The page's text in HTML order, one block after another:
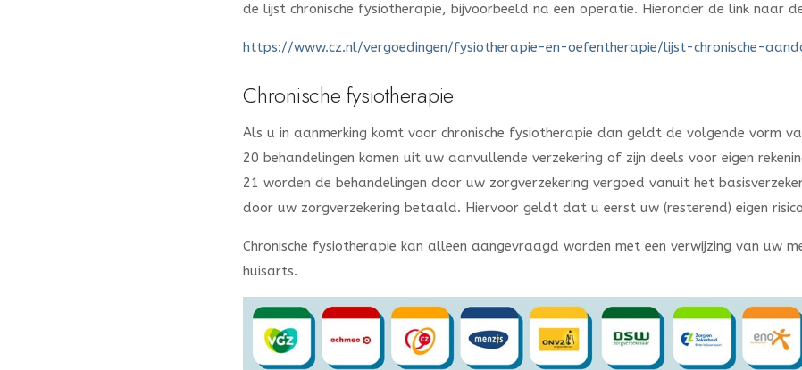
de lijst chronische fysiotherapie, bijvoorbeeld na een operatie. Hieronder de link naar
https://www.cz.nl/vergoedingen/fysiotherapie-en-oefentherapie/lijst-chronische-
Chronische fysiotherapie
Als u in aanmerking komt voor chronische fysiotherapie dan geldt de volgende vorm
20 behandelingen komen uit uw aanvullende verzekering of zijn deels voor eigen
21 worden de behandelingen door uw zorgverzekering vergoed vanuit het
door uw zorgverzekering betaald. Hiervoor geldt dat u eerst uw (resterend) eigen
Chronische fysiotherapie kan alleen aangevraagd worden met een verwijzing van uw
huisarts.